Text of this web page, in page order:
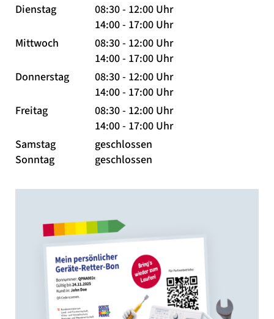
Dienstag
08:30 - 12:00 Uhr
14:00 - 17:00 Uhr
Mittwoch
08:30 - 12:00 Uhr
14:00 - 17:00 Uhr
Donnerstag
08:30 - 12:00 Uhr
14:00 - 17:00 Uhr
Freitag
08:30 - 12:00 Uhr
14:00 - 17:00 Uhr
Samstag
geschlossen
Sonntag
geschlossen